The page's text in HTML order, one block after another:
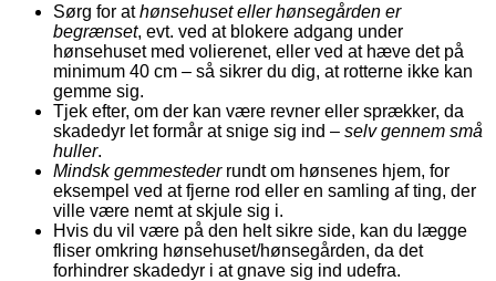
Sørg for athønsehuset eller hønsegården er
begrænset, evt. ved at blokere adgang under
hønsehuset med volierenet, eller ved at hæve det på
minimum 40 cm – så sikrer du dig, at rotterne ikke kan
gemme sig.
Tjek efter, om der kan være revner eller sprækker, da
skadedyr let formår at snige sig ind – selv gennem små
huller.
Mindsk gemmestederrundt om hønsenes hjem, for
eksempel ved at fjerne rod eller en samling af ting, der
ville være nemt at skjule sig i.
Hvis du vil være på den helt sikre side, kan du lægge
fliser omkring hønsehuset/hønsegården, da det
forhindrer skadedyr i at gnave sig ind udefra.